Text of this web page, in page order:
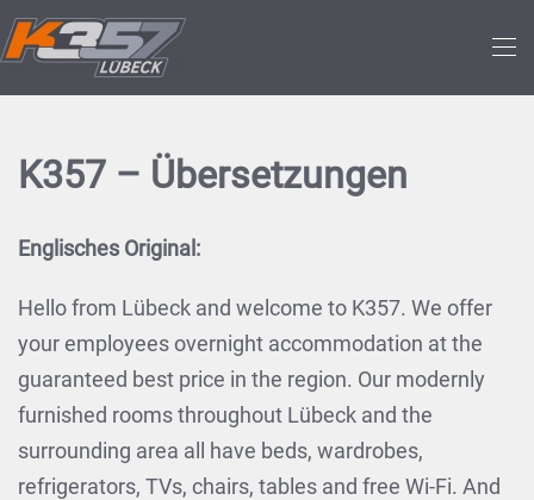
Skip to main content
K357 – Übersetzungen
Englisches Original:
Hello from Lübeck and welcome to K357. We offer
your employees overnight accommodation at the
guaranteed best price in the region. Our modernly
furnished rooms throughout Lübeck and the
surrounding area all have beds, wardrobes,
refrigerators, TVs, chairs, tables and free Wi-Fi. And